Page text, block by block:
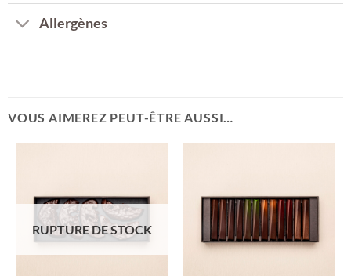
Allergènes
VOUS AIMEREZ PEUT-ÊTRE AUSSI…
RUPTURE DE STOCK